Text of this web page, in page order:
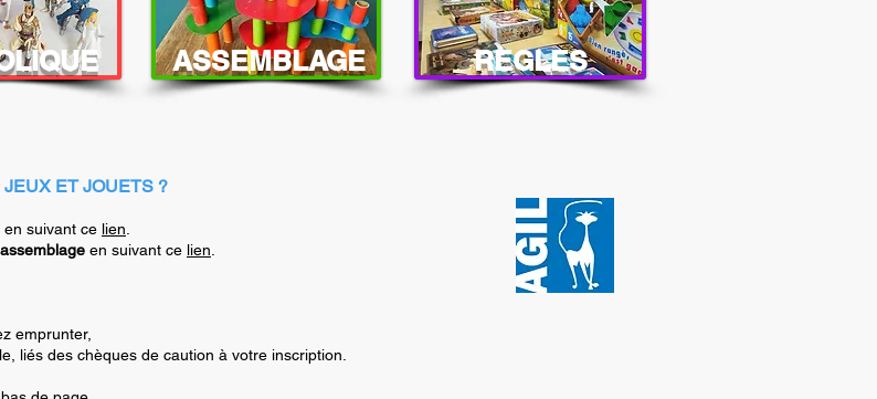
ASSEMBLAGE REGLES
ET JOUETS ?
en suivant ce lien
en suivant ce lien
emprunter,
liés des chèques de caution à votre inscription.